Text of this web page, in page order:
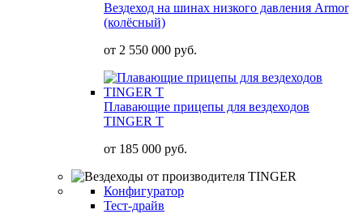
Вездеход на шинах низкого давления Armor
(колёсный)
от 2 550 000 руб.
Плавающие прицепы для вездеходов
TINGER T
от 185 000 руб.
Конфигуратор
Тест-драйв